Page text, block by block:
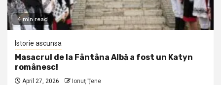
4 min read
Istorie ascunsa
Masacrul de la Fântâna Albă a fost un Katyn
românesc!
April 27, 2026 Ionuţ Ţene